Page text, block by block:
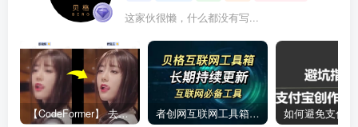
这家伙很懒，什么都没有写...
【CodeFormer】 去马赛克神器 者创网互联网工具箱合集